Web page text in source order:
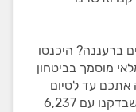
ברעננה? היכנסו
מוסמך בביטחון
אתכם עד לסיום
העבודה. באתר תמצאו 19 חשמלאים שבדקנו עם 6,237